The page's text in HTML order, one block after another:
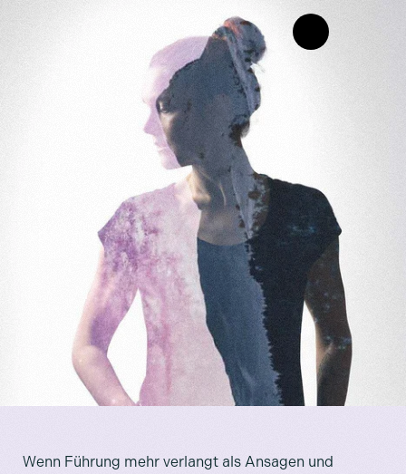
Wenn Führung mehr verlangt als Ansagen und